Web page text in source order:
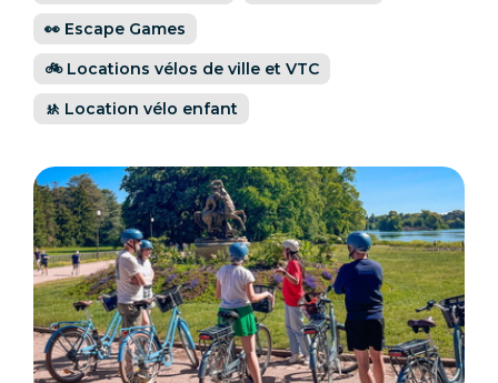
👀 Escape Games
🚲 Locations vélos de ville et VTC
🚸 Location vélo enfant